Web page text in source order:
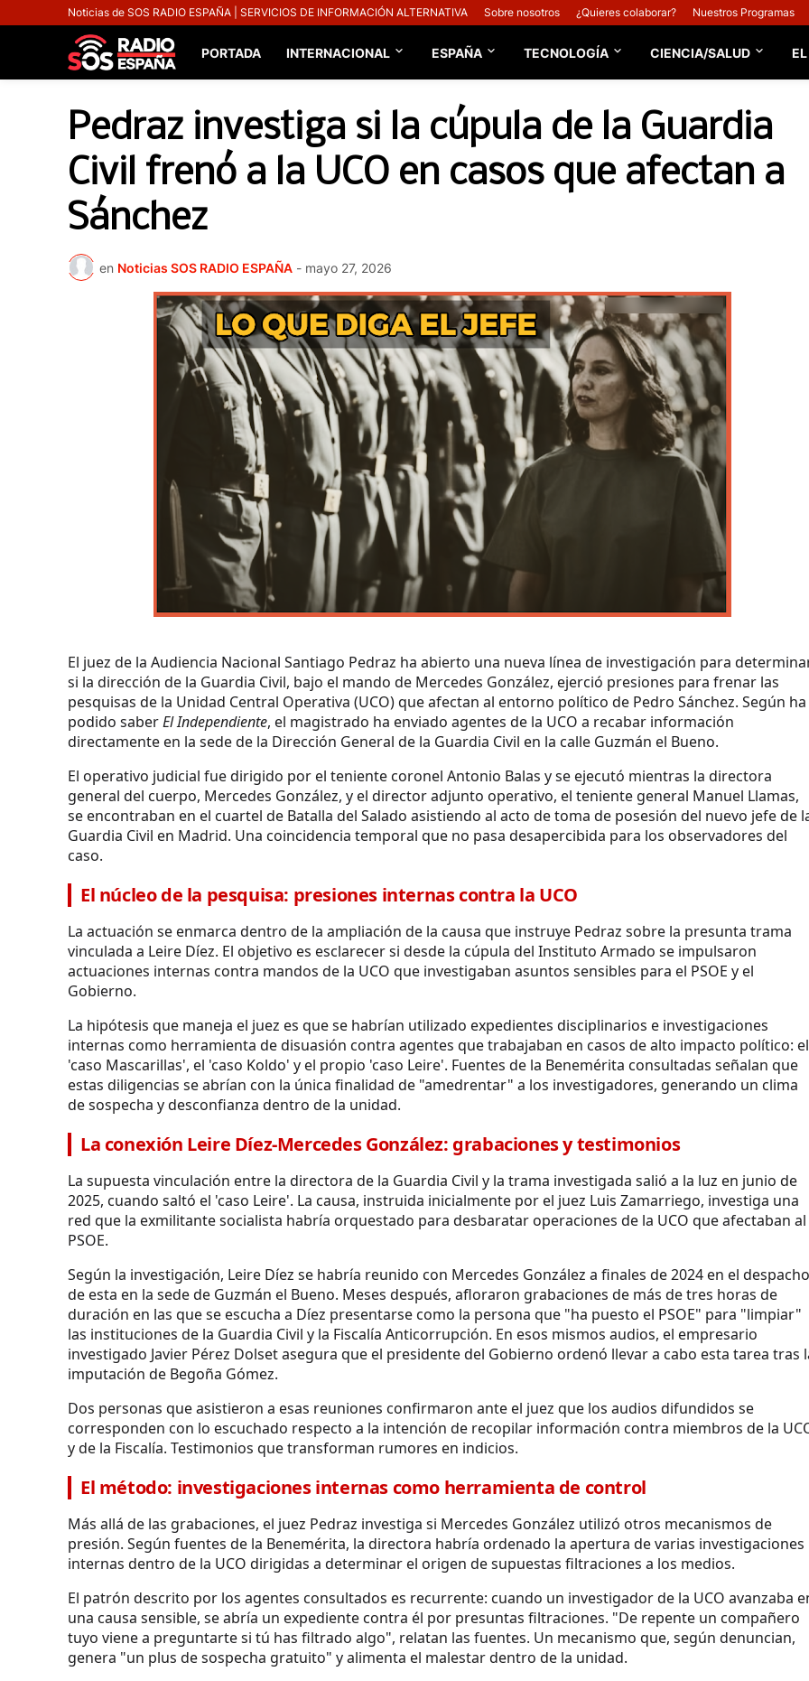
Noticias de SOS RADIO ESPAÑA | SERVICIOS DE INFORMACIÓN ALTERNATIVA Sobre nosotros ¿Quieres colaborar? Nuestros Programas
PORTADA INTERNACIONAL ESPAÑA TECNOLOGÍA CIENCIA/SALUD
Pedraz investiga si la cúpula de la Guardia
Civil frenó a la UCO en casos que afectan a
Sánchez
en Noticias SOS RADIO ESPAÑA - mayo 27, 2026
El juez de la Audiencia Nacional Santiago Pedraz ha abierto una nueva línea de investigación para
si la dirección de la Guardia Civil, bajo el mando de Mercedes González, ejerció presiones para frenar las
pesquisas de la Unidad Central Operativa (UCO) que afectan al entorno político de Pedro Sánchez. Según ha
podido saberEl Independiente, el magistrado ha enviado agentes de la UCO a recabar información
directamente en la sede de la Dirección General de la Guardia Civil en la calle Guzmán el Bueno.
El operativo judicial fue dirigido por el teniente coronel Antonio Balas y se ejecutó mientras la directora
general del cuerpo, Mercedes González, y el director adjunto operativo, el teniente general Manuel Llamas,
se encontraban en el cuartel de Batalla del Salado asistiendo al acto de toma de posesión del nuevo jefe de
Guardia Civil en Madrid. Una coincidencia temporal que no pasa desapercibida para los observadores del
caso.
El núcleo de la pesquisa: presiones internas contra la UCO
La actuación se enmarca dentro de la ampliación de la causa que instruye Pedraz sobre la presunta trama
vinculada a Leire Díez. El objetivo es esclarecer si desde la cúpula del Instituto Armado se impulsaron
actuaciones internas contra mandos de la UCO que investigaban asuntos sensibles para el PSOE y el
Gobierno.
La hipótesis que maneja el juez es que se habrían utilizado expedientes disciplinarios e investigaciones
internas como herramienta de disuasión contra agentes que trabajaban en casos de alto impacto político: el
'caso Mascarillas', el 'caso Koldo' y el propio 'caso Leire'. Fuentes de la Benemérita consultadas señalan que
estas diligencias se abrían con la única finalidad de "amedrentar" a los investigadores, generando un clima
de sospecha y desconfianza dentro de la unidad.
La conexión Leire Díez-Mercedes González: grabaciones y testimonios
La supuesta vinculación entre la directora de la Guardia Civil y la trama investigada salió a la luz en junio de
2025, cuando saltó el 'caso Leire'. La causa, instruida inicialmente por el juez Luis Zamarriego, investiga una
red que la exmilitante socialista habría orquestado para desbaratar operaciones de la UCO que afectaban al
PSOE.
Según la investigación, Leire Díez se habría reunido con Mercedes González a finales de 2024 en el despacho
de esta en la sede de Guzmán el Bueno. Meses después, afloraron grabaciones de más de tres horas de
duración en las que se escucha a Díez presentarse como la persona que "ha puesto el PSOE" para "limpiar"
las instituciones de la Guardia Civil y la Fiscalía Anticorrupción. En esos mismos audios, el empresario
investigado Javier Pérez Dolset asegura que el presidente del Gobierno ordenó llevar a cabo esta tarea tras
imputación de Begoña Gómez.
Dos personas que asistieron a esas reuniones confirmaron ante el juez que los audios difundidos se
corresponden con lo escuchado respecto a la intención de recopilar información contra miembros de la
y de la Fiscalía. Testimonios que transforman rumores en indicios.
El método: investigaciones internas como herramienta de control
Más allá de las grabaciones, el juez Pedraz investiga si Mercedes González utilizó otros mecanismos de
presión. Según fuentes de la Benemérita, la directora habría ordenado la apertura de varias investigaciones
internas dentro de la UCO dirigidas a determinar el origen de supuestas filtraciones a los medios.
El patrón descrito por los agentes consultados es recurrente: cuando un investigador de la UCO avanzaba
una causa sensible, se abría un expediente contra él por presuntas filtraciones. "De repente un compañero
tuyo viene a preguntarte si tú has filtrado algo", relatan las fuentes. Un mecanismo que, según denuncian,
genera "un plus de sospecha gratuito" y alimenta el malestar dentro de la unidad.